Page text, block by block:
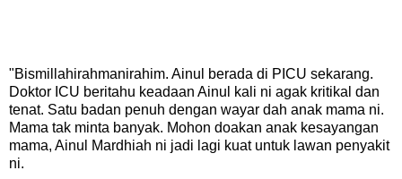
"Bismillahirahmanirahim. Ainul berada di PICU sekarang.
Doktor ICU beritahu keadaan Ainul kali ni agak kritikal dan
tenat. Satu badan penuh dengan wayar dah anak mama ni.
Mama tak minta banyak. Mohon doakan anak kesayangan
mama, Ainul Mardhiah ni jadi lagi kuat untuk lawan penyakit
ni.